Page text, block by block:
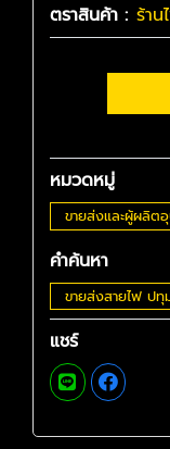
ตราสินค้า : ร้า
หมวดหมู่
ขายส่งและผู้ผลิต
คำค้นหา
ขายส่งสายไฟ ปทุ
แชร์